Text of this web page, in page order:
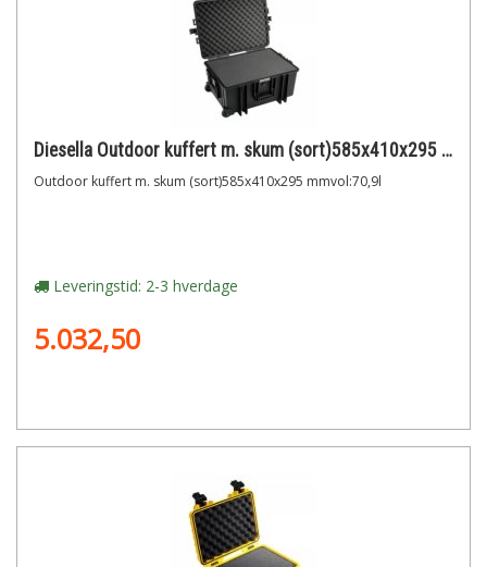
Diesella Outdoor kuffert m. skum (sort)585x410x295 mmvol:70,9l
Outdoor kuffert m. skum (sort)585x410x295 mmvol:70,9l
Leveringstid: 2-3 hverdage
5.032,50